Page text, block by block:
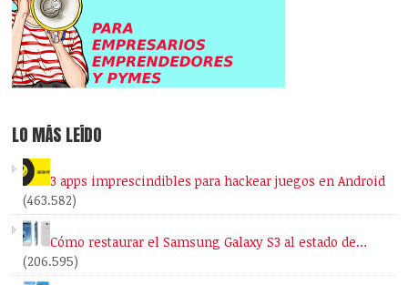
LO MÁS LEÍDO
3 apps imprescindibles para hackear juegos en Android
(463.582)
Cómo restaurar el Samsung Galaxy S3 al estado de…
(206.595)